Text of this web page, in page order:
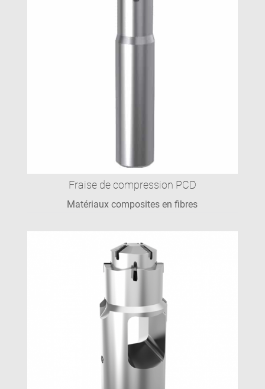
Fraise de compression PCD
Matériaux composites en fibres